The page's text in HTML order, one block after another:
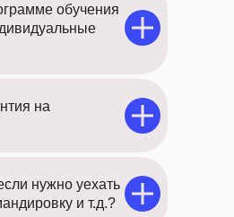
обучения
на
нужно уехать
и т.д.?